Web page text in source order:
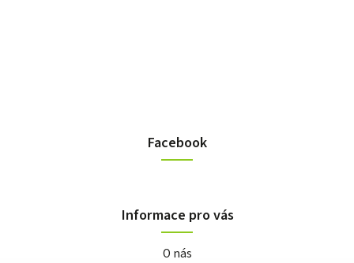
Facebook
Informace pro vás
O nás